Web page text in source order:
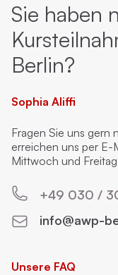
Sie haben
Berlin?
Sophia Aliffi
Fragen Sie uns gern
erreichen uns per E-
Mittwoch und
+49 030 /
info@awp-
Unsere FAQ